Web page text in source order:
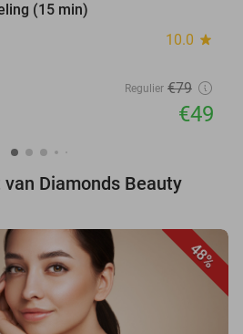
(15 min)
10.0 star
Regulier €79
€49
Diamonds Beauty
48%